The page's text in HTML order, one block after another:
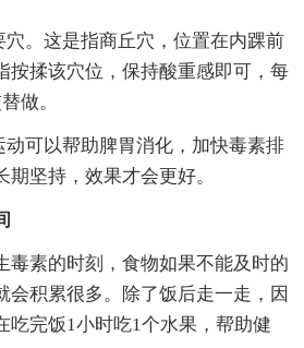
穴。这是指商丘穴，位置在内踝前
按揉该穴位，保持酸重感即可，每
做。
动可以帮助脾胃消化，加快毒素排
坚持，效果才会更好。
毒素的时刻，食物如果不能及时的
会积累很多。除了饭后走一走，因
吃完饭1小时吃1个水果，帮助健